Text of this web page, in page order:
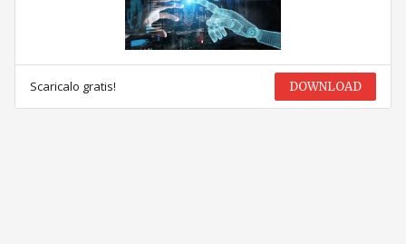
Scaricalo gratis! DOWNLOAD